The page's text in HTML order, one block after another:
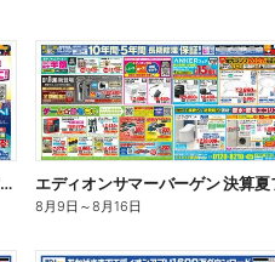
エディオンサマーバーゲン 決算夏フェス!(オモテ)
8月9日 ～8月16日